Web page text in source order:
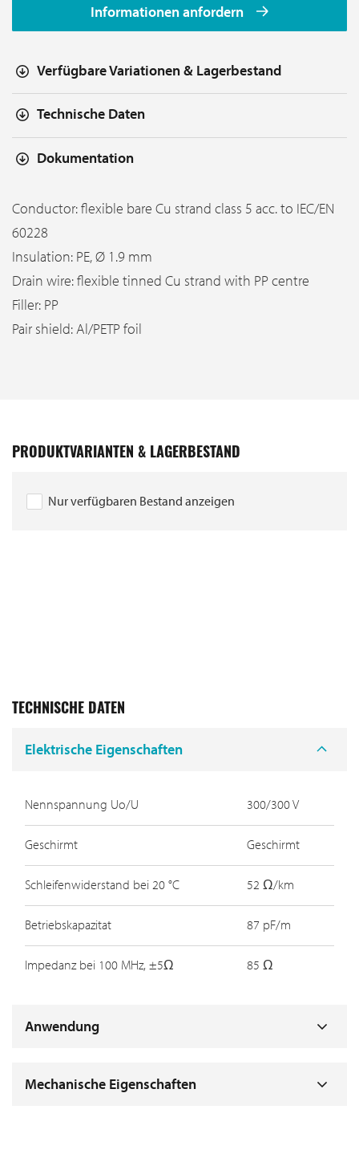
Informationen anfordern
Verfügbare Variationen & Lagerbestand
Technische Daten
Dokumentation
Conductor: flexible bare Cu strand class 5 acc. to IEC/EN
60228
Insulation: PE, Ø 1.9 mm
Drain wire: flexible tinned Cu strand with PP centre
Filler: PP
Pair shield: Al/PETP foil
PRODUKTVARIANTEN & LAGERBESTAND
Nur verfügbaren Bestand anzeigen
TECHNISCHE DATEN
Elektrische Eigenschaften
Nennspannung Uo/U 300/300 V
Geschirmt Geschirmt
Schleifenwiderstand bei 20 °C 52 Ω/km
Betriebskapazitat 87 pF/m
Impedanz bei 100 MHz, ±5Ω 85 Ω
Anwendung
Mechanische Eigenschaften